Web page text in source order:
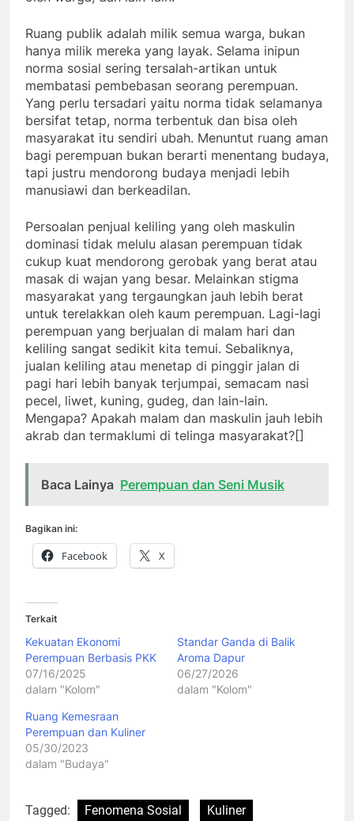
Ruang publik adalah milik semua warga, bukan
hanya milik mereka yang layak. Selama inipun
norma sosial sering tersalah-artikan untuk
membatasi pembebasan seorang perempuan.
Yang perlu tersadari yaitu norma tidak selamanya
bersifat tetap, norma terbentuk dan bisa oleh
masyarakat itu sendiri ubah. Menuntut ruang aman
bagi perempuan bukan berarti menentang budaya,
tapi justru mendorong budaya menjadi lebih
manusiawi dan berkeadilan.
Persoalan penjual keliling yang oleh maskulin
dominasi tidak melulu alasan perempuan tidak
cukup kuat mendorong gerobak yang berat atau
masak di wajan yang besar. Melainkan stigma
masyarakat yang tergaungkan jauh lebih berat
untuk terelakkan oleh kaum perempuan. Lagi-lagi
perempuan yang berjualan di malam hari dan
keliling sangat sedikit kita temui. Sebaliknya,
jualan keliling atau menetap di pinggir jalan di
pagi hari lebih banyak terjumpai, semacam nasi
pecel, liwet, kuning, gudeg, dan lain-lain.
Mengapa? Apakah malam dan maskulin jauh lebih
akrab dan termaklumi di telinga masyarakat?[]
Baca Lainya Perempuan dan Seni Musik
Bagikan ini:
Facebook X
Terkait
Kekuatan Ekonomi
Perempuan Berbasis PKK
07/16/2025
dalam "Kolom"
Standar Ganda di Balik
Aroma Dapur
06/27/2026
dalam "Kolom"
Ruang Kemesraan
Perempuan dan Kuliner
05/30/2023
dalam "Budaya"
Tagged: Fenomena Sosial
Kuliner